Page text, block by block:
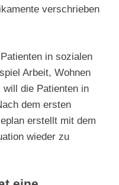
verschrieben
in sozialen
Arbeit, Wohnen
will die Patienten in
dem ersten
erstellt mit dem
wieder zu